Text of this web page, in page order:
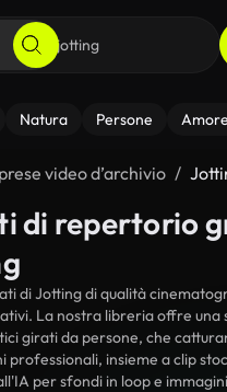
Natura Persone
video d’archivio
di repertorio
di Jotting di qualità
La nostra libreria offre una
girati da persone, che
professionali, insieme a clip
per sfondi in loop e